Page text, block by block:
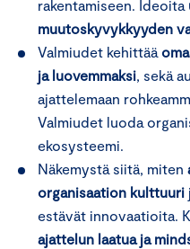
rakentamiseen. Ideoita
muutoskyvykkyyden
Valmiudet kehittää
ja luovemmaksi, sekä
ajattelemaan
Valmiudet luoda
ekosysteemi.
Näkemystä siitä, miten
organisaation kulttuuri
estävät innovaatioita.
ajattelun laatua ja